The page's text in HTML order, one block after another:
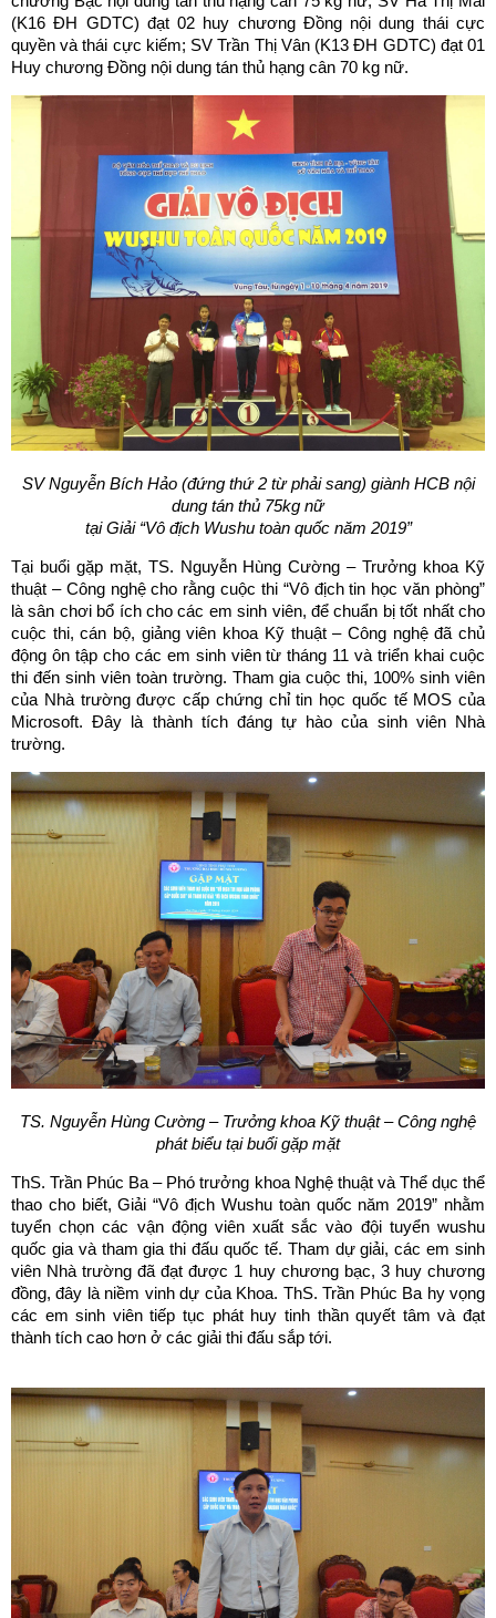
(K16 ĐH GDTC) đạt 02 huy chương Đồng nội dung thái cực
quyền và thái cực kiếm; SV Trần Thị Vân (K13 ĐH GDTC) đạt 01
Huy chương Đồng nội dung tán thủ hạng cân 70 kg nữ.
SV Nguyễn Bích Hảo (đứng thứ 2 từ phải sang) giành HCB nội
dung tán thủ 75kg nữ
tạiGiải “Vô địch Wushu toàn quốc năm 2019”
Tại buổi gặp mặt, TS. Nguyễn Hùng Cường – Trưởng khoa Kỹ
thuật – Công nghệ cho rằng cuộc thi “Vô địch tin học văn phòng”
là sân chơi bổ ích cho các em sinh viên, để chuẩn bị tốt nhất cho
cuộc thi, cán bộ, giảng viên khoa Kỹ thuật – Công nghệ đã chủ
động ôn tập cho các em sinh viên từ tháng 11 và triển khai cuộc
thi đến sinh viên toàn trường. Tham gia cuộc thi, 100% sinh viên
của Nhà trường được cấp chứng chỉ tin học quốc tế MOS của
Microsoft. Đây là thành tích đáng tự hào của sinh viên Nhà
trường.
TS. Nguyễn Hùng Cường – Trưởng khoa Kỹ thuật – Công nghệ
phát biểu tại buổi gặp mặt
ThS. Trần Phúc Ba – Phó trưởng khoa Nghệ thuật và Thể dục thể
thao cho biết, Giải “Vô địch Wushu toàn quốc năm 2019” nhằm
tuyển chọn các vận động viên xuất sắc vào đội tuyển wushu
quốc gia và tham gia thi đấu quốc tế. Tham dự giải, các em sinh
viên Nhà trường đã đạt được 1 huy chương bạc, 3 huy chương
đồng, đây là niềm vinh dự của Khoa. ThS. Trần Phúc Ba hy vọng
các em sinh viên tiếp tục phát huy tinh thần quyết tâm và đạt
thành tích cao hơn ở các giải thi đấu sắp tới.